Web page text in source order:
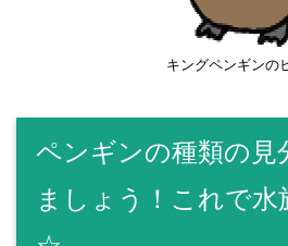
キングペンギンの
ペンギンの種類の見
ましょう！これで水